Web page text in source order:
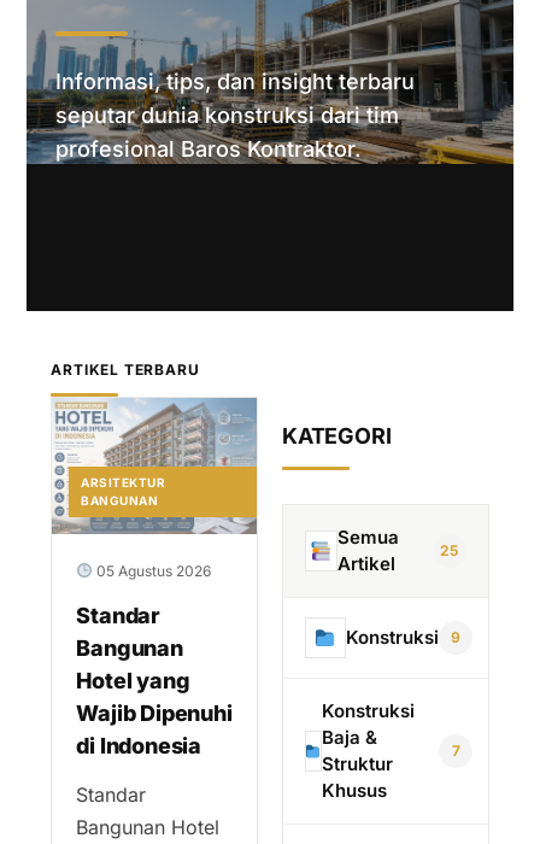
Informasi, tips, dan insight terbaru
seputar dunia konstruksi dari tim
profesional Baros Kontraktor.
ARTIKEL TERBARU
ARSITEKTUR
BANGUNAN
05 Agustus 2026
Standar
Bangunan
Hotel yang
Wajib Dipenuhi
di Indonesia
Standar
Bangunan Hotel
KATEGORI
Semua
Artikel
25
Konstruksi 9
Konstruksi
Baja &
Struktur
Khusus
7